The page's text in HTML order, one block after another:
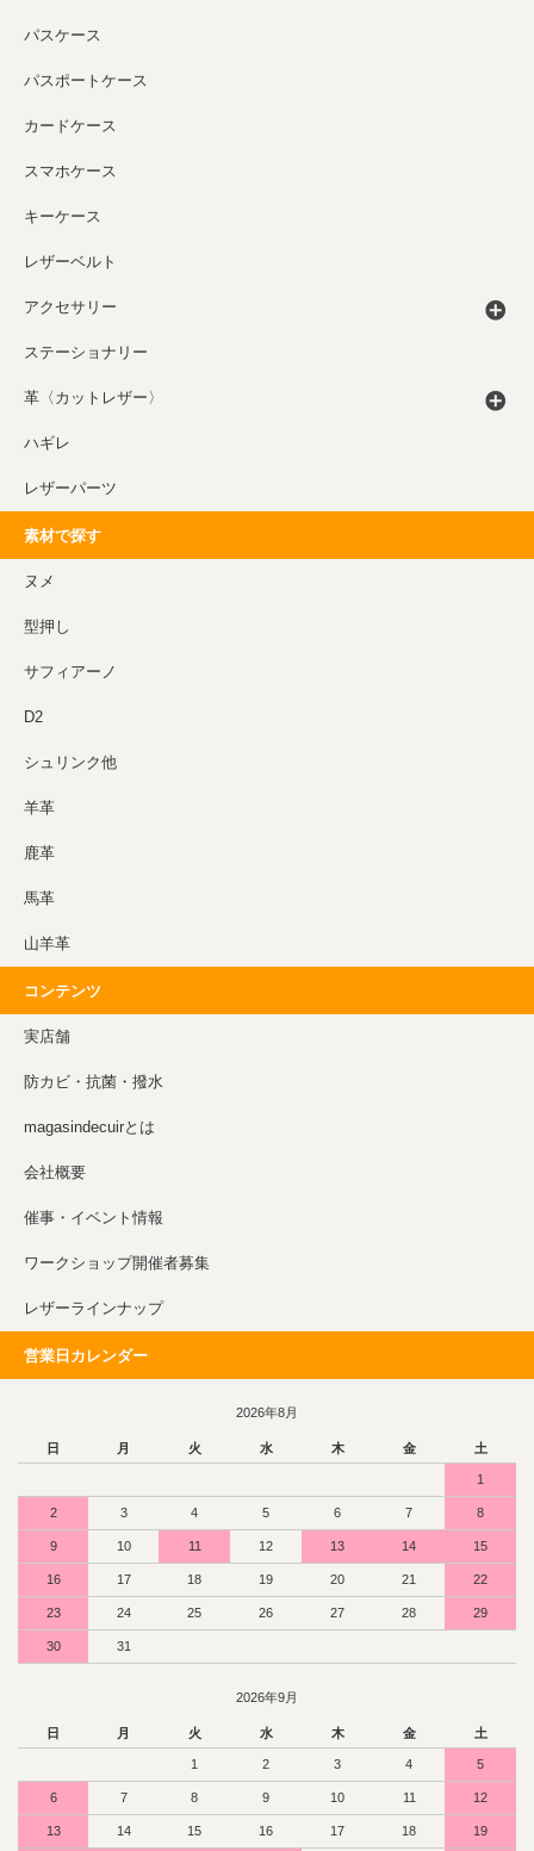
パスケース
パスポートケース
カードケース
スマホケース
キーケース
レザーベルト
アクセサリー
ステーショナリー
革〈カットレザー〉
ハギレ
レザーパーツ
素材で探す
ヌメ
型押し
サフィアーノ
D2
シュリンク他
羊革
鹿革
馬革
山羊革
コンテンツ
実店舗
防カビ・抗菌・撥水
magasindecuirとは
会社概要
催事・イベント情報
ワークショップ開催者募集
レザーラインナップ
営業日カレンダー
2026年8月
日 月 火 水 木 金 土
1
2 3 4 5 6 7 8
9 10 11 12 13 14 15
16 17 18 19 20 21 22
23 24 25 26 27 28 29
30 31
2026年9月
日 月 火 水 木 金 土
1 2 3 4 5
6 7 8 9 10 11 12
13 14 15 16 17 18 19